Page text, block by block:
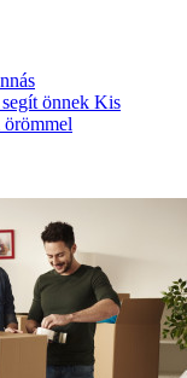
önnek Kis